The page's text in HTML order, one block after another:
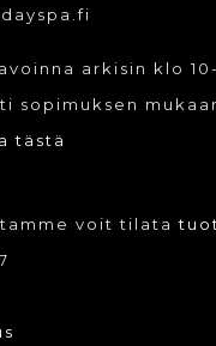
arkisin klo
sopimuksen
tästä
voit tilata